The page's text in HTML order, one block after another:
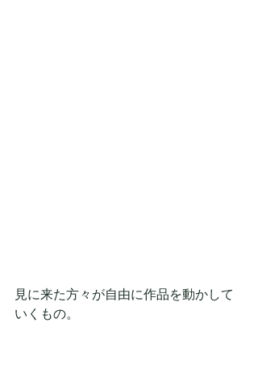
見に来た方々が自由に作品を動かして
いくもの。